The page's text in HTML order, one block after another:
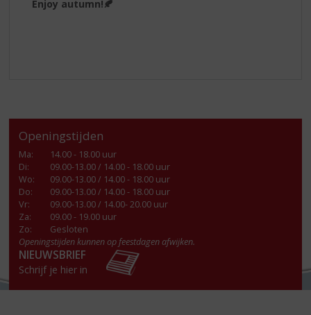
Enjoy autumn!🍂
Openingstijden
Ma:
14.00 - 18.00 uur
Di:
09.00-13.00 / 14.00 - 18.00 uur
Wo:
09.00-13.00 / 14.00 - 18.00 uur
Do:
09.00-13.00 / 14.00 - 18.00 uur
Vr:
09.00-13.00 / 14.00- 20.00 uur
Za:
09.00 - 19.00 uur
Zo:
Gesloten
Openingstijden kunnen op feestdagen afwijken.
NIEUWSBRIEF
Schrijf je hier in